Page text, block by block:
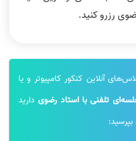
رزرو کنید.
آنلاین کنکور کامپیوتر و یا
تلفنی با استاد رضویدارید